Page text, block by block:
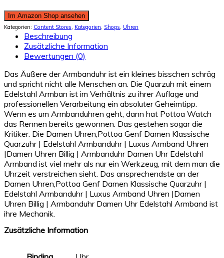
Im Amazon Shop ansehen
Kategorien: Content Stores, Kategorien, Shops, Uhren
Beschreibung
Zusätzliche Information
Bewertungen (0)
Das Äußere der Armbanduhr ist ein kleines bisschen schräg
und spricht nicht alle Menschen an. Die Quarzuh mit einem
Edelstahl Armban ist im Verhältnis zu ihrer Auflage und
professionellen Verarbeitung ein absoluter Geheimtipp.
Wenn es um Armbanduhren geht, dann hat Pottoa Watch
das Rennen bereits gewonnen. Das gestehen sogar die
Kritiker. Die Damen Uhren,Pottoa Genf Damen Klassische
Quarzuhr | Edelstahl Armbanduhr | Luxus Armband Uhren
|Damen Uhren Billig | Armbanduhr Damen Uhr Edelstahl
Armband ist viel mehr als nur ein Werkzeug, mit dem man die
Uhrzeit verstreichen sieht. Das ansprechendste an der
Damen Uhren,Pottoa Genf Damen Klassische Quarzuhr |
Edelstahl Armbanduhr | Luxus Armband Uhren |Damen
Uhren Billig | Armbanduhr Damen Uhr Edelstahl Armband ist
ihre Mechanik.
Zusätzliche Information